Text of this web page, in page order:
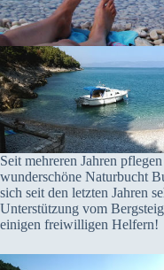
Seit mehreren Jahren
wunderschöne Naturbucht
sich seit den letzten Jahren
Unterstützung vom
einigen freiwilligen Helfern!